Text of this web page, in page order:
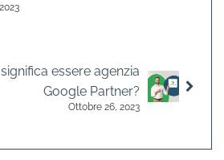
essere agenzia
Google Partner?
Ottobre 26, 2023